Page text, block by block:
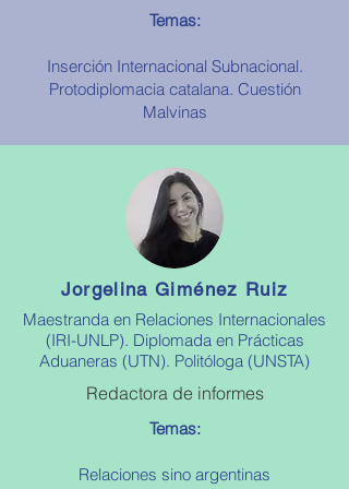
Temas:
Inserción Internacional Subnacional.
Protodiplomacia catalana. Cuestión
Malvinas
Jorgelina Giménez Ruiz
Maestranda en Relaciones Internacionales
(IRI-UNLP). Diplomada en Prácticas
Aduaneras (UTN). Politóloga (UNSTA)
Redactora de informes
Temas:
Relaciones sino argentinas